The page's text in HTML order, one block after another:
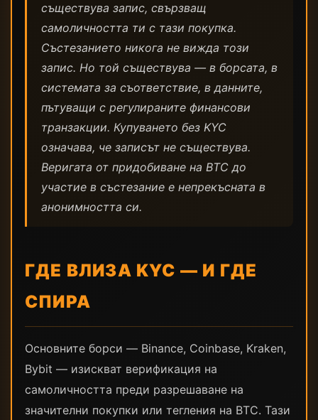
съществува запис, свързващ
самоличността ти с тази покупка.
Състезанието никога не вижда този
запис. Но той съществува — в борсата, в
системата за съответствие, в данните,
пътуващи с регулираните финансови
транзакции. Купуването без KYC
означава, че записът не съществува.
Веригата от придобиване на BTC до
участие в състезание е непрекъсната в
анонимността си.
ГДЕ ВЛИЗА KYC — И ГДЕ
СПИРА
Основните борси — Binance, Coinbase, Kraken,
Bybit — изискват верификация на
самоличността преди разрешаване на
значителни покупки или тегления на BTC. Тази